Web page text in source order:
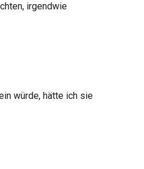
irgendwie
würde, hätte ich sie